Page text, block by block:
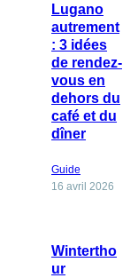
Lugano
autrement
: 3 idées
de rendez-
vous en
dehors du
café et du
dîner
Guide
16 avril 2026
Wintertho
ur